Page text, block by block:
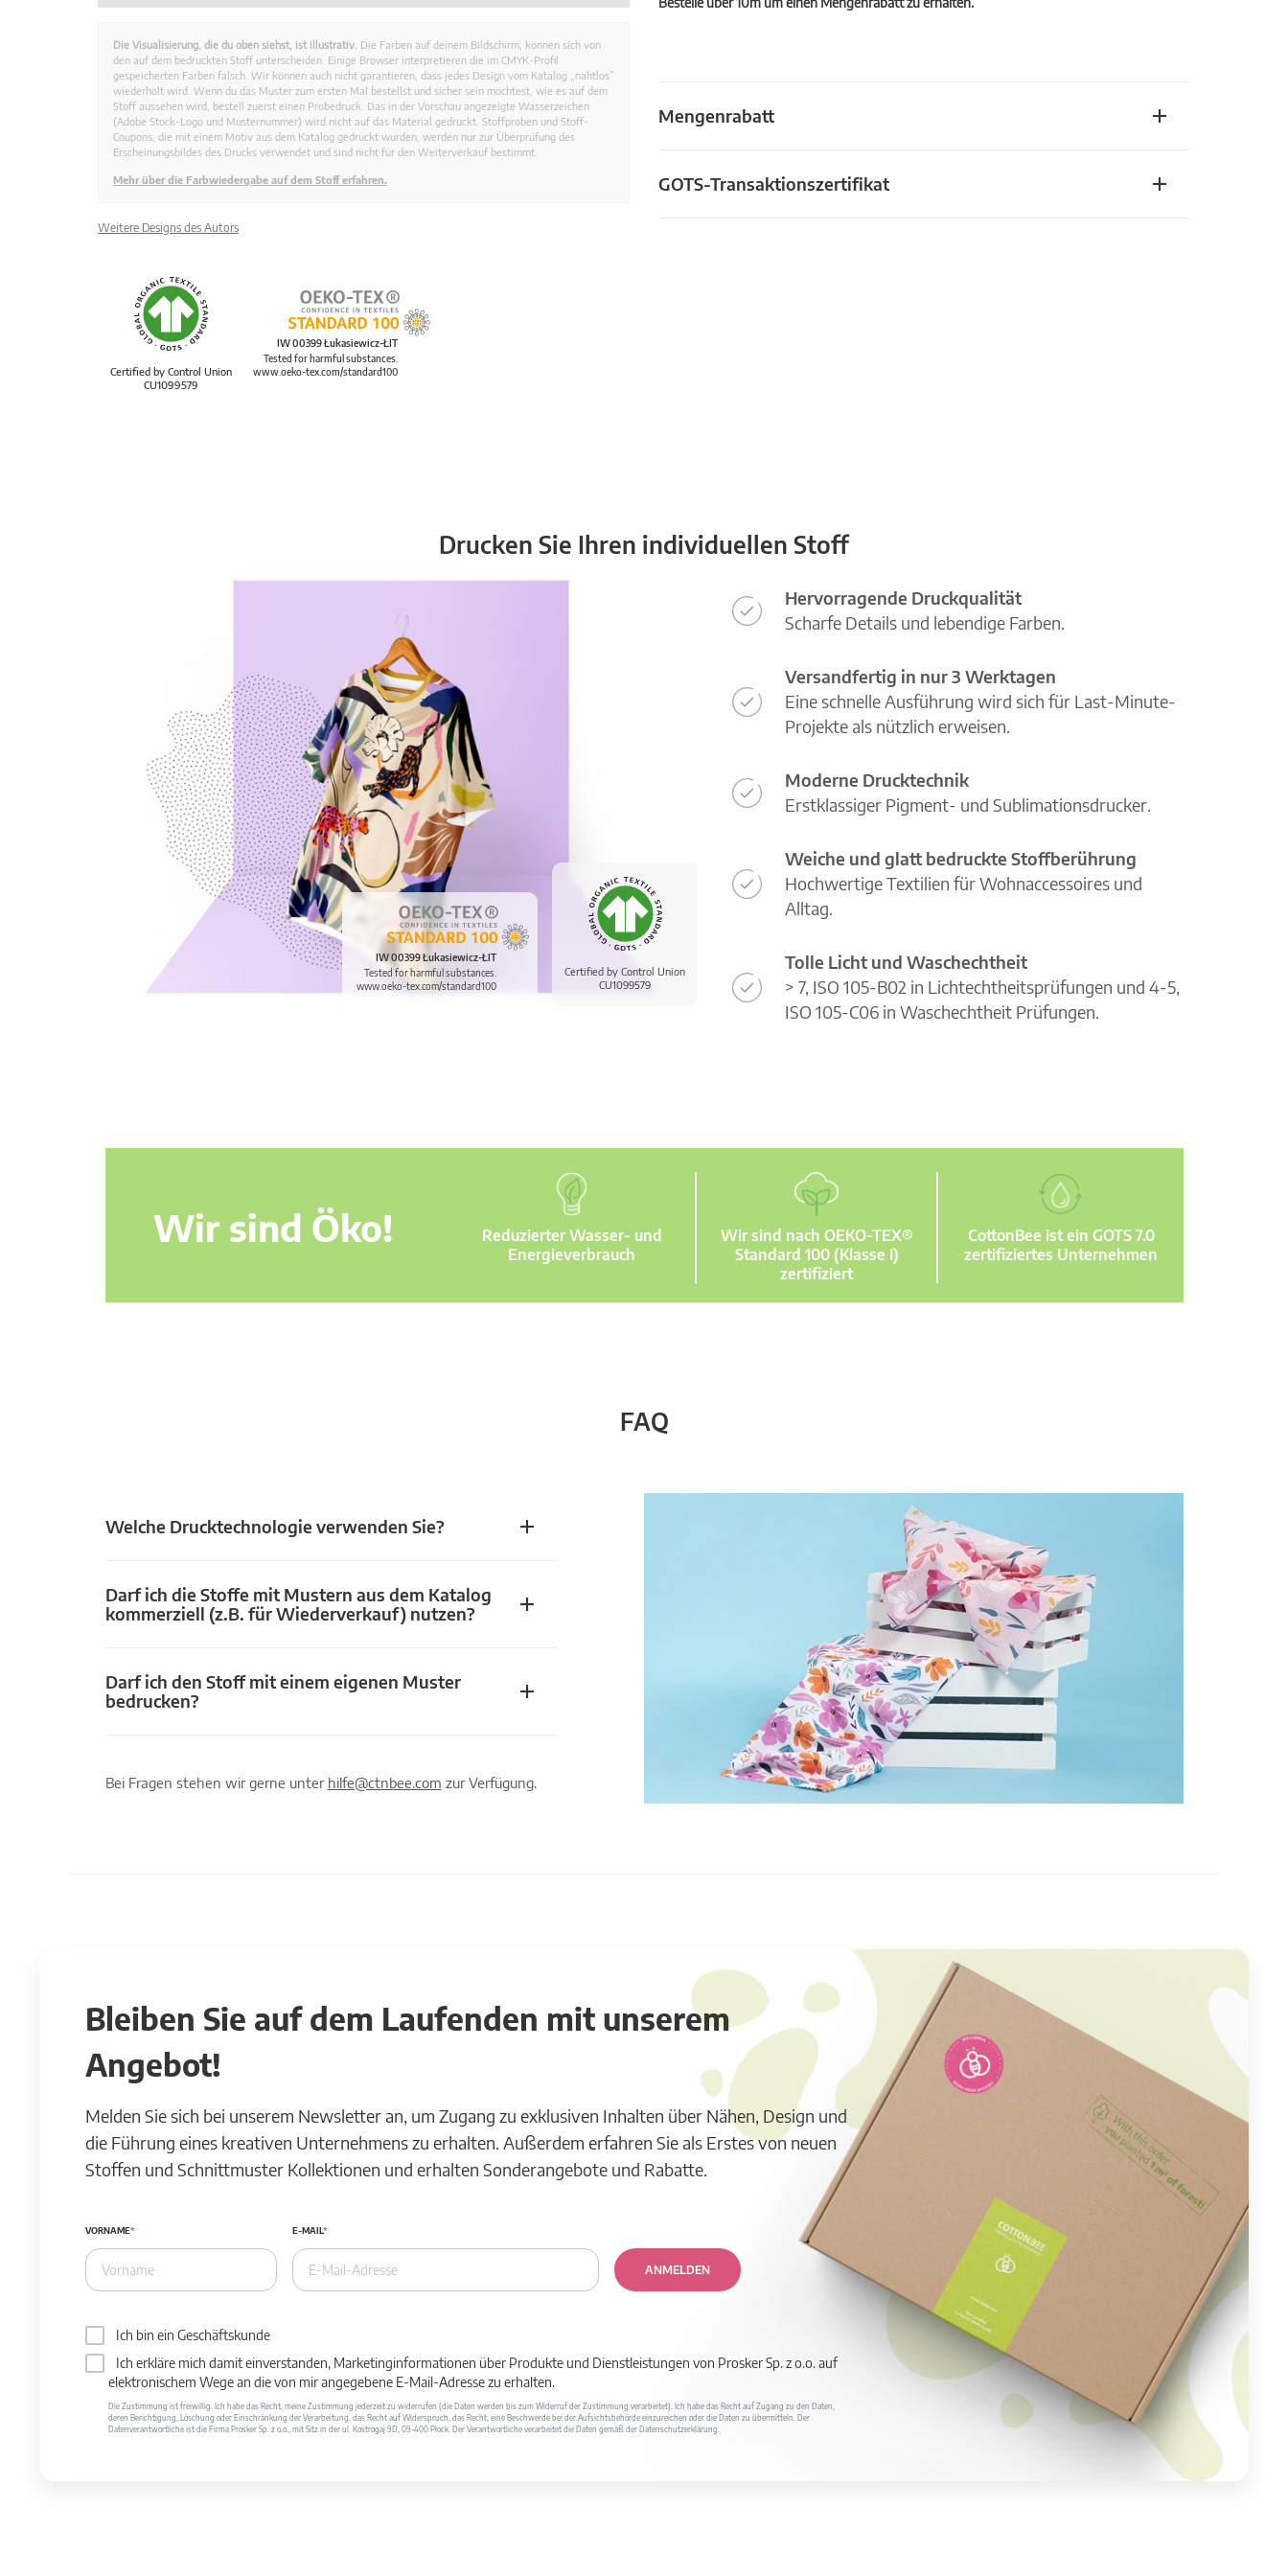
Mengenrabatt
GOTS-Transaktionszertifikat
Die Visualisierung, die du oben siehst, ist illustrativ. Die Farben auf deinem Bildschirm, können sich von
den auf dem bedruckten Stoff unterscheiden. Einige Browser interpretieren die im CMYK-Profil
gespeicherten Farben falsch. Wir können auch nicht garantieren, dass jedes Design vom Katalog „nahtlos”
wiederholt wird. Wenn du das Muster zum ersten Mal bestellst und sicher sein möchtest, wie es auf dem
Stoff aussehen wird, bestell zuerst einen Probedruck. Das in der Vorschau angezeigte Wasserzeichen
(Adobe Stock-Logo und Musternummer) wird nicht auf das Material gedruckt. Stoffproben und Stoff-
Coupons, die mit einem Motiv aus dem Katalog gedruckt wurden, werden nur zur Überprüfung des
Erscheinungsbildes des Drucks verwendet und sind nicht für den Weiterverkauf bestimmt.
Mehr über die Farbwiedergabe auf dem Stoff erfahren.
Weitere Designs des Autors
Certified by Control Union
CU1099579
IW 00399 Łukasiewicz-ŁIT
Tested for harmful substances.
www.oeko-tex.com/standard100
Drucken Sie Ihren individuellen Stoff
Certified by Control Union
CU1099579
IW 00399 Łukasiewicz-ŁIT
Tested for harmful substances.
www.oeko-tex.com/standard100
Hervorragende Druckqualität
Scharfe Details und lebendige Farben.
Versandfertig in nur 3 Werktagen
Eine schnelle Ausführung wird sich für Last-Minute-
Projekte als nützlich erweisen.
Moderne Drucktechnik
Erstklassiger Pigment- und Sublimationsdrucker.
Weiche und glatt bedruckte Stoffberührung
Hochwertige Textilien für Wohnaccessoires und
Alltag.
Tolle Licht und Waschechtheit
> 7, ISO 105-B02 in Lichtechtheitsprüfungen und 4-5,
ISO 105-C06 in Waschechtheit Prüfungen.
Wir sind Öko!
Reduzierter Wasser- und
Energieverbrauch
Wir sind nach OEKO-TEX®
Standard 100 (Klasse I)
zertifiziert
CottonBee ist ein GOTS 7.0
zertifiziertes Unternehmen
FAQ
Welche Drucktechnologie verwenden Sie?
Darf ich die Stoffe mit Mustern aus dem Katalog
kommerziell (z.B. für Wiederverkauf) nutzen?
Darf ich den Stoff mit einem eigenen Muster
bedrucken?
Bei Fragen stehen wir gerne unter hilfe@ctnbee.com zur Verfügung.
Bleiben Sie auf dem Laufenden mit unserem
Angebot!
Melden Sie sich bei unserem Newsletter an, um Zugang zu exklusiven Inhalten über Nähen, Design und
die Führung eines kreativen Unternehmens zu erhalten. Außerdem erfahren Sie als Erstes von neuen
Stoffen und Schnittmuster Kollektionen und erhalten Sonderangebote und Rabatte.
VORNAME E-MAIL
ANMELDEN
Ich bin ein Geschäftskunde
Ich erkläre mich damit einverstanden, Marketinginformationen über Produkte und Dienstleistungen von Prosker Sp. z o.o. auf
elektronischem Wege an die von mir angegebene E-Mail-Adresse zu erhalten.
Die Zustimmung ist freiwillig. Ich habe das Recht, meine Zustimmung jederzeit zu widerrufen (die Daten werden bis zum Widerruf der Zustimmung verarbeitet). Ich habe das Recht auf Zugang zu den Daten,
deren Berichtigung, Löschung oder Einschränkung der Verarbeitung, das Recht auf Widerspruch, das Recht, eine Beschwerde bei der Aufsichtsbehörde einzureichen oder die Daten zu übermitteln. Der
Datenverantwortliche ist die Firma Prosker Sp. z o.o., mit Sitz in der ul. Kostrogaj 9D, 09-400 Płock. Der Verantwortliche verarbeitet die Daten gemäß der Datenschutzerklärung.